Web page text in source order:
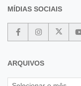
MÍDIAS SOCIAIS
ARQUIVOS